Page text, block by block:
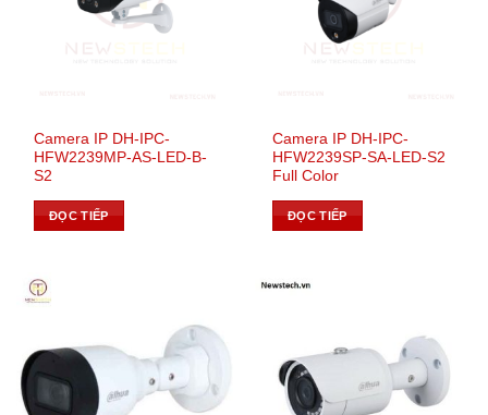
Camera IP DH-IPC-
HFW2239MP-AS-LED-B-
S2
ĐỌC TIẾP
Camera IP DH-IPC-
HFW2239SP-SA-LED-S2
Full Color
ĐỌC TIẾP